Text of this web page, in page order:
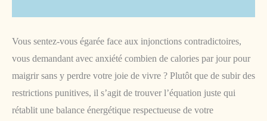
Vous sentez-vous égarée face aux injonctions contradictoires,
vous demandant avec anxiété combien de calories par jour pour
maigrir sans y perdre votre joie de vivre ? Plutôt que de subir des
restrictions punitives, il s’agit de trouver l’équation juste qui
rétablit une balance énergétique respectueuse de votre